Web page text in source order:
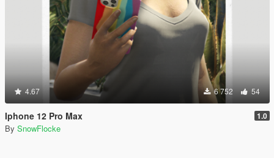
4.67 6 752 54
Iphone 12 Pro Max 1.0
By SnowFlocke